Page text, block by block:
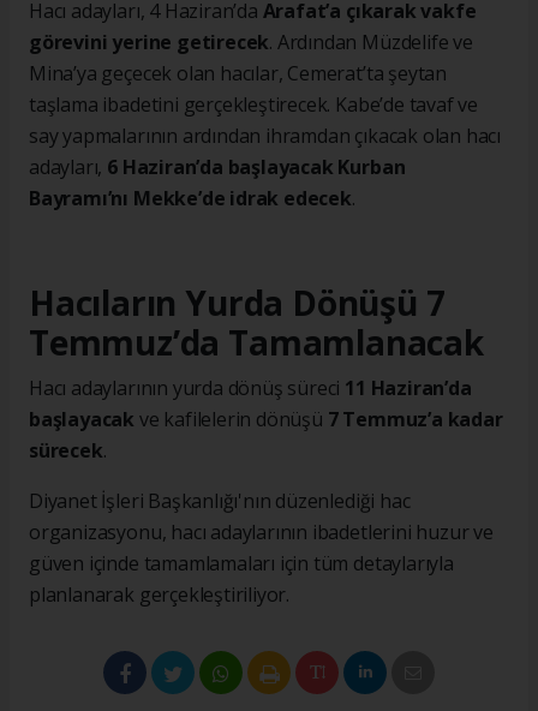
Hacı adayları, 4 Haziran’da Arafat’a çıkarak vakfe
görevini yerine getirecek. Ardından Müzdelife ve
Mina’ya geçecek olan hacılar, Cemerat’ta şeytan
taşlama ibadetini gerçekleştirecek. Kabe’de tavaf ve
say yapmalarının ardından ihramdan çıkacak olan hacı
adayları, 6 Haziran’da başlayacak Kurban
Bayramı’nı Mekke’de idrak edecek.
Hacıların Yurda Dönüşü 7
Temmuz’da Tamamlanacak
Hacı adaylarının yurda dönüş süreci 11 Haziran’da
başlayacak ve kafilelerin dönüşü 7 Temmuz’a kadar
sürecek.
Diyanet İşleri Başkanlığı'nın düzenlediği hac
organizasyonu, hacı adaylarının ibadetlerini huzur ve
güven içinde tamamlamaları için tüm detaylarıyla
planlanarak gerçekleştiriliyor.